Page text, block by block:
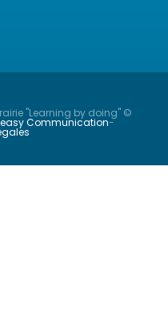
"Learning by doing" ©
Communication-